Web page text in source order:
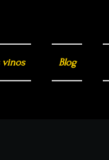
vinos Blog